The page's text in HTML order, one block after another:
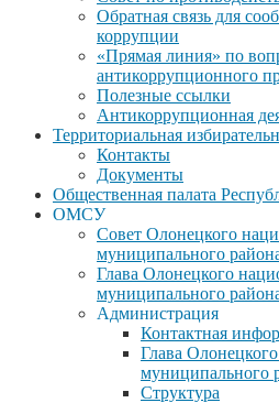
Обратная связь для
коррупции
«Прямая линия» по
антикоррупционного
Полезные ссылки
Антикоррупционная
Территориальная
Контакты
Документы
Общественная палата
ОМСУ
Совет Олонецкого
муниципального
Глава Олонецкого
муниципального
Администрация
Контактная
Глава
муниципального
Структура